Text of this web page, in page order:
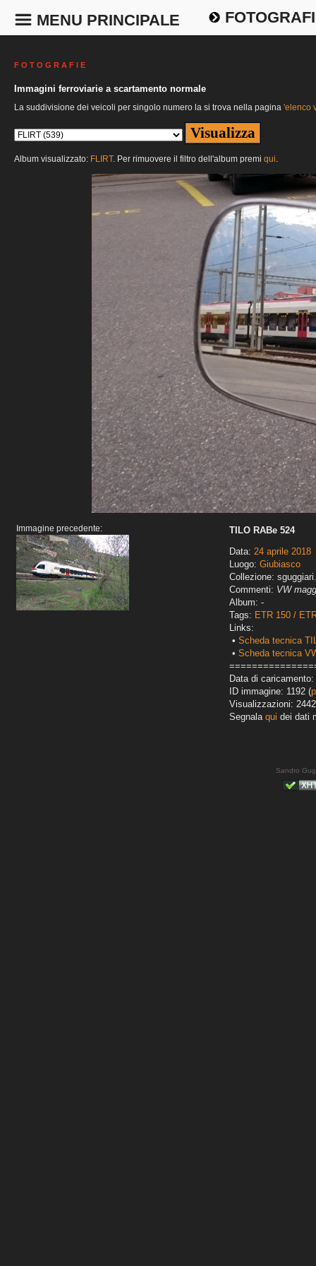
MENU PRINCIPALE
F O T O G R A F I E
Immagini ferroviarie a scartamento normale
La suddivisione dei veicoli per singolo numero la si trova nella pagina 'elenco
Album visualizzato: FLIRT. Per rimuovere il filtro dell'album premi qui.
Immagine precedente:
TILO RABe 524
Data: 24 aprile 2018
Luogo: Giubiasco
Collezione:
Commenti: VW
Album: -
Tags: ETR 150 /
Links:
• Scheda tecnica
• Scheda tecnica
Data di
ID immagine: 1192 (
Visualizzazioni: 2442
Segnala qui dei dati
Sandro